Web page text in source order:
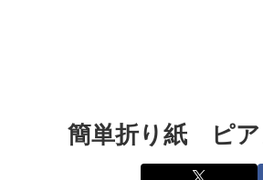
簡単折り紙 ピア